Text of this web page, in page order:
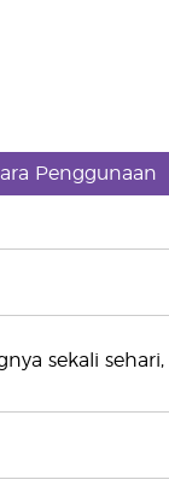
Penggunaan
sekali